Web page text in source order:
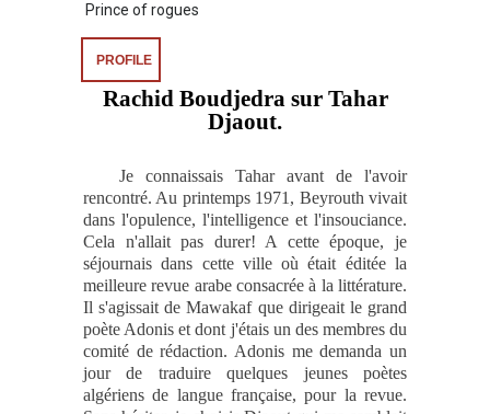
Prince of rogues
PROFILE
Rachid Boudjedra sur Tahar
Djaout.
Je connaissais Tahar avant de l'avoir
rencontré. Au printemps 1971 , Beyrouth vivait
dans l'opulence, l'intelligence et l'insouciance.
Cela n'allait pas durer! A cette époque, je
séjournais dans cette ville où était éditée la
meilleure revue arabe consacrée à la littérature.
Il s'agissait de Mawakaf que dirigeait le grand
poète Adonis et dont j'étais un des membres du
comité de rédaction. Adonis me demanda un
jour de traduire quelques jeunes poètes
algériens de langue française, pour la revue.